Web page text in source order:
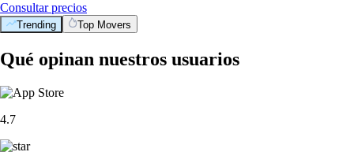
Consultar precios
Trending Top Movers
Qué opinan nuestros usuarios
4.7